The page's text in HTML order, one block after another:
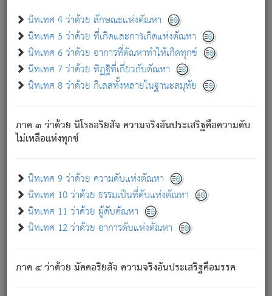
นิทเทศ 4 ว่าด้วย ลักษณะแห่งตัณหา
นิทเทศ 5 ว่าด้วย ที่เกิดและการเกิดแห่งตัณหา
นิทเทศ 6 ว่าด้วย อาการที่ตัณหาทำให้เกิดทุกข์
นิทเทศ 7 ว่าด้วย ทิฏฐิที่เกี่ยวกับตัณหา
นิทเทศ 8 ว่าด้วย กิเลสทั้งหลายในฐานะสมุทัย
ภาค ๓ ว่าด้วย นิโรธอริยสัจ ความจริงอันประเสริฐคือความดับ
ไม่เหลือแห่งทุกข์
นิทเทศ 9 ว่าด้วย ความดับแห่งตัณหา
นิทเทศ 10 ว่าด้วย ธรรมเป็นที่ดับแห่งตัณหา
นิทเทศ 11 ว่าด้วย ผู้ดับตัณหา
นิทเทศ 12 ว่าด้วย อาการดับแห่งตัณหา
ภาค ๔ ว่าด้วย มัคคอริยสัจ ความจริงอันประเสริฐคือมรรค
อย่างนี้อยู่; เขาย่อมละภวตัณหาได้ และไม่เพลิดเพลินวิภวตัณหา
ด้วย.
ความดับเพราะความสำรอกไม่เหลือ (แห่งภพทั้งหลาย)
เพราะความสิ้นไปแห่งตัณหาโดยประการทั้งปวง นั้นคือ
นิพพาน.
ภพใหม่ย่อมไม่มีแก่ภิกษุนั้น ผู้ดับเย็นสนิทแล้ว เพราะไม่มี
ภิกษุนั้น เป็นผู้ครอบงำมารได้แล้ว ชนะสงครามแล้ว ก้าวล่วง
ภพทั้งหลายทั้งปวงได้แล้ว เป็นผู้คงที่ (คือไม่เปลี่ยนแปลงอีกต่อ
- อุ.ขุ. ๒๕/๑๒๑/๘๔.
(ข้อความนี้ เป็นพระพุทธอุทานที่ทรงเปล่งออก ที่โคนต้นโพธิ์
เป็นที่ตรัสรู้ เมื่อตรัสรู้แล้วได้ 7 วัน)